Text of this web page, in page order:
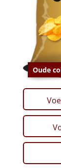
Oude